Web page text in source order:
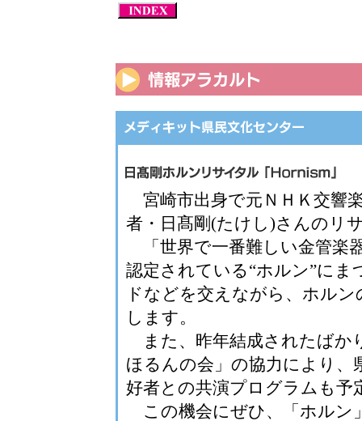
宮崎市出身で元ＮＨＫ交響
者・日髙剛(たけし)さんのリ
「世界で一番難しい金管楽
認定されている“ホルン”にま
ドなどを交えながら、ホル
します。
また、昨年結成されたばか
ほるんの会」の協力により、
好者との共演プログラムも予
この機会にぜひ、「ホルン